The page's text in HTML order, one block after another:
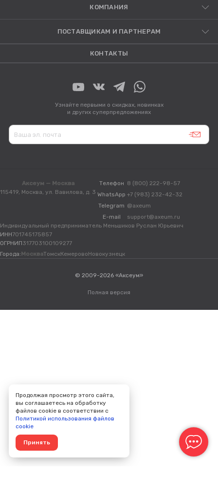
КОМПАНИЯ
ПОСТАВЩИКАМ И ПАРТНЕРАМ
КОНТАКТЫ
Узнайте первыми о скидках, новинках
и других суперпредложениях
Аксеум — Москва
115419, Москва, ул. Вавилова, д. 3
Телефон 8 (800) 222-98-57
WhatsApp +7 (983) 232-42-32
Telegram @axeum
E-mail
support@axeum.ru
Индивидуальный предприниматель Меньшиков Руслан Юрьевич
ИНН701745175857
ОГРНИП317703100109277
Города: МоскваТомскКемеровоНовокузнецк
© 2009-2026 «Аксеум»
Полная версия
Продолжая просмотр этого сайта,
вы соглашаетесь на обработку
файлов cookie в соответствии с
Политикой использования файлов
cookie
Принять